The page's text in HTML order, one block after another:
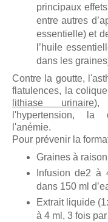
principaux
entre autres
essentielle) et
l’huile
dans les
Contre la goutte,
flatulences, la
lithiase urinaire),
l'hypertension, la
l'anémie.
Pour prévenir la
Graines à
Infusion de2
dans 150 ml
Extrait liquide
à 4 ml, 3 fois par